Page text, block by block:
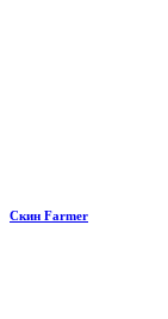
Скин Farmer